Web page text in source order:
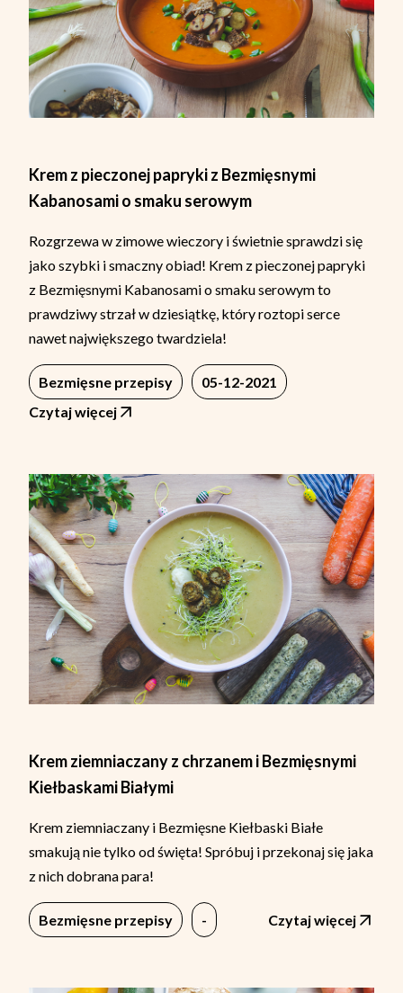
Krem z pieczonej papryki z Bezmięsnymi
Kabanosami o smaku serowym
Rozgrzewa w zimowe wieczory i świetnie sprawdzi się
jako szybki i smaczny obiad! Krem z pieczonej papryki
z Bezmięsnymi Kabanosami o smaku serowym to
prawdziwy strzał w dziesiątkę, który roztopi serce
nawet największego twardziela!
05-12-2021
Bezmięsne przepisy
Czytaj więcej
Krem ziemniaczany z chrzanem i Bezmięsnymi
Kiełbaskami Białymi
Krem ziemniaczany i Bezmięsne Kiełbaski Białe
smakują nie tylko od święta! Spróbuj i przekonaj się jaka
z nich dobrana para!
-
Bezmięsne przepisy Czytaj więcej